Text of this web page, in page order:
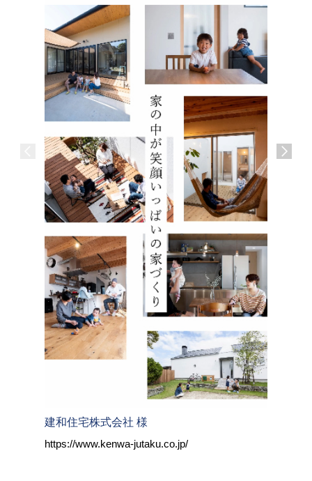
建和住宅株式会社 様
https://www.kenwa-jutaku.co.jp/